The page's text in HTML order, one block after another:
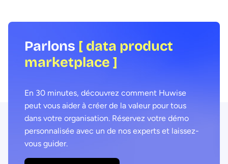
products pour délivrer
transformateurs.
Parlons [ data product
marketplace ]
En 30 minutes, découvrez comment Huwise
peut vous aider à créer de la valeur pour tous
dans votre organisation. Réservez votre démo
personnalisée avec un de nos experts et laissez-
vous guider.